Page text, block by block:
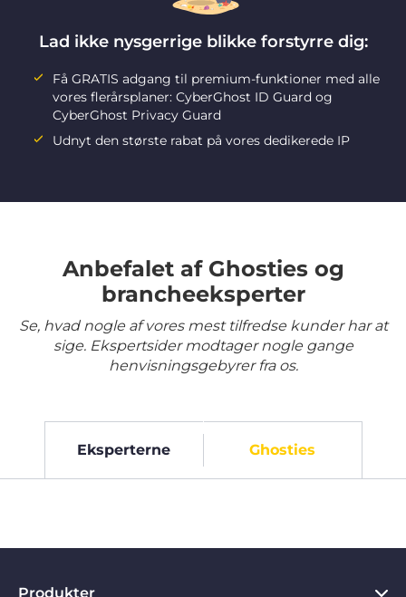
Lad ikke nysgerrige blikke forstyrre dig:
Få GRATIS adgang til premium-funktioner med alle
vores flerårsplaner: CyberGhost ID Guard og
CyberGhost Privacy Guard
Udnyt den største rabat på vores dedikerede IP
Anbefalet af Ghosties og
brancheeksperter
Se, hvad nogle af vores mest tilfredse kunder har at
sige. Ekspertsider modtager nogle gange
henvisningsgebyrer fra os.
Eksperterne Ghosties
Produkter